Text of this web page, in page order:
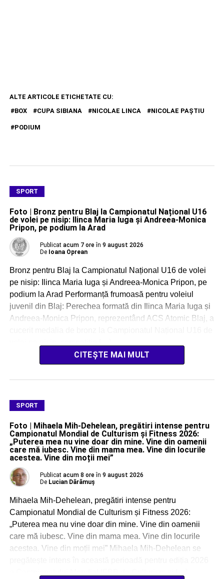
ALTE ARTICOLE ETICHETATE CU:
BOX
CUPA SIBIANA NICOLAE LINCA NICOLAE PAŞTIU
PODIUM
SPORT
Foto | Bronz pentru Blaj la Campionatul Național U16
de volei pe nisip: Ilinca Maria Iuga și Andreea-Monica
Pripon, pe podium la Arad
Publicat acum 7 ore în 9 august 2026
De Ioana Oprean
Bronz pentru Blaj la Campionatul Național U16 de volei
pe nisip: Ilinca Maria Iuga și Andreea-Monica Pripon, pe
podium la Arad Performanță frumoasă pentru voleiul
juvenil din Blaj: Perechea formată din Ilinca Maria Iuga și
Andreea-Monica Pripon, reprezentând ACS Atomic Blaj, a
CITEȘTE MAI MULT
SPORT
Foto | Mihaela Mih-Dehelean, pregătiri intense pentru
Campionatul Mondial de Culturism și Fitness 2026:
„Puterea mea nu vine doar din mine. Vine din oamenii
care mă iubesc. Vine din mama mea. Vine din locurile
acestea. Vine din moții mei”
Publicat acum 8 ore în 9 august 2026
De Lucian Dărămuș
Mihaela Mih-Dehelean, pregătiri intense pentru
Campionatul Mondial de Culturism și Fitness 2026:
„Puterea mea nu vine doar din mine. Vine din oamenii
care mă iubesc. Vine din mama mea. Vine din locurile
acestea. Vine din moții mei” Mihaela Mih-Dehelean se